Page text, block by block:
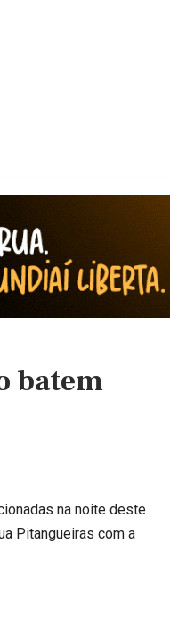
batem
na noite deste
Pitangueiras com a